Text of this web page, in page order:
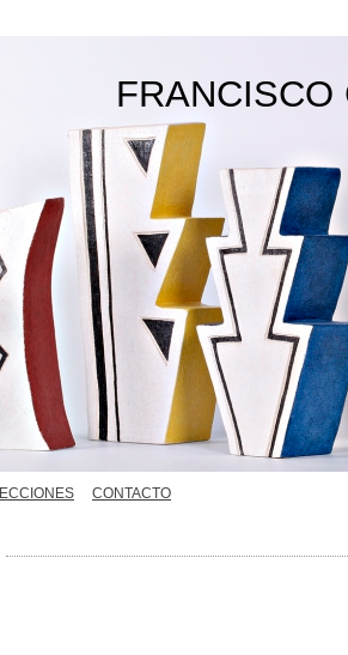
FRANCISCO
CONTACTO